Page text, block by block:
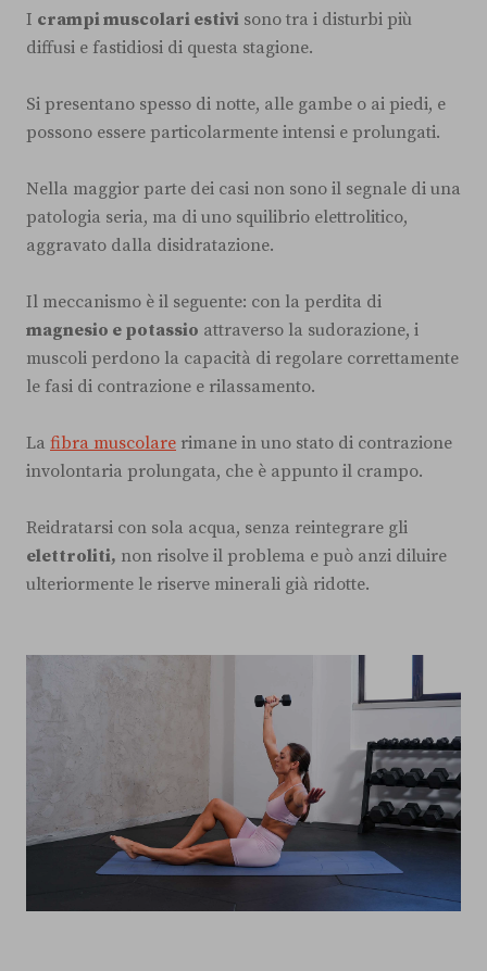
I crampi muscolari estivi sono tra i disturbi più
diffusi e fastidiosi di questa stagione.
Si presentano spesso di notte, alle gambe o ai piedi, e
possono essere particolarmente intensi e prolungati.
Nella maggior parte dei casi non sono il segnale di una
patologia seria, ma di uno squilibrio elettrolitico,
aggravato dalla disidratazione.
Il meccanismo è il seguente: con la perdita di
magnesio e potassio attraverso la sudorazione, i
muscoli perdono la capacità di regolare correttamente
le fasi di contrazione e rilassamento.
La fibra muscolare rimane in uno stato di contrazione
involontaria prolungata, che è appunto il crampo.
Reidratarsi con sola acqua, senza reintegrare gli
elettroliti, non risolve il problema e può anzi diluire
ulteriormente le riserve minerali già ridotte.